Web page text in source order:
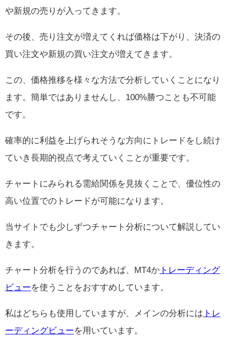
や新規の売りが入ってきます。
その後、売り注文が増えてくれば価格は下がり、決済の
買い注文や新規の買い注文が増えてきます。
この、価格推移を様々な方法で分析していくことになり
ます。簡単ではありませんし、100%勝つことも不可能
です。
確率的に利益を上げられそうな方向にトレードをし続け
ていき長期的視点で考えていくことが重要です。
チャートにみられる需給関係を見抜くことで、優位性の
高い位置でのトレードが可能になります。
当サイトでも少しずつチャート分析について解説してい
きます。
チャート分析を行うのであれば、MT4か トレーディング
ビューを使うことをおすすめしています。
私はどちらも使用していますが、メインの分析には トレ
ーディングビューを用いています。